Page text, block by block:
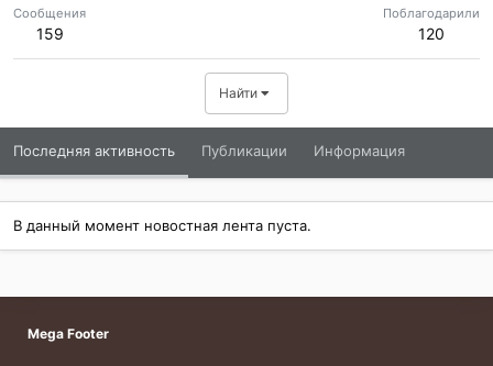
Сообщения
159
Поблагодарили
120
Найти
Последняя активность Публикации Информация
В данный момент новостная лента пуста.
Mega Footer